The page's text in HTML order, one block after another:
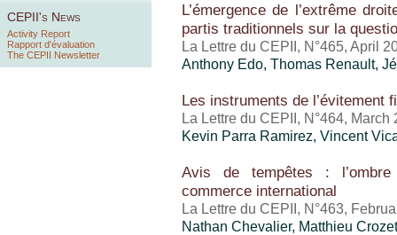
CEPII's News
Activity Report
Rapport d'évaluation
The CEPII Newsletter
L’émergence de l’extrême
partis traditionnels sur la
La Lettre du CEPII, N°465, April
Anthony Edo, Thomas Renault,
Les instruments de l’évitement
La Lettre du CEPII, N°464, March
Kevin Parra Ramirez, Vincent
Avis de tempêtes :
commerce international
La Lettre du CEPII, N°463,
Nathan Chevalier, Matthieu Crozet